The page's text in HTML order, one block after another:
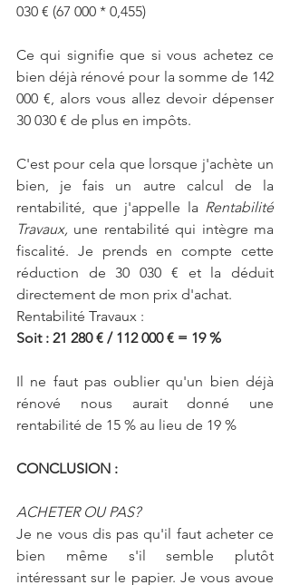
030 € (67 000 * 0,455)
Ce qui signifie que si vous achetez ce
bien déjà rénové pour la somme de 142
000 €, alors vous allez devoir dépenser
30 030 € de plus en impôts.
C'est pour cela que lorsque j'achète un
bien, je fais un autre calcul de la
rentabilité, que j'appelle la Rentabilité
Travaux, une rentabilité qui intègre ma
fiscalité. Je prends en compte cette
réduction de 30 030 € et la déduit
directement de mon prix d'achat.
Rentabilité Travaux :
Soit : 21 280 € / 112 000 € = 19 %
Il ne faut pas oublier qu'un bien déjà
rénové nous aurait donné une
rentabilité de 15 % au lieu de 19 %
CONCLUSION :
ACHETER OU PAS?
Je ne vous dis pas qu'il faut acheter ce
bien même s'il semble plutôt
intéressant sur le papier. Je vous avoue